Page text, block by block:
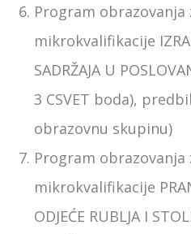
Program obrazovanja
mikrokvalifikacije
SADRŽAJA U
3 CSVET boda),
obrazovnu skupinu)
Program obrazovanja
mikrokvalifikacije
ODJEĆE RUBLJA I